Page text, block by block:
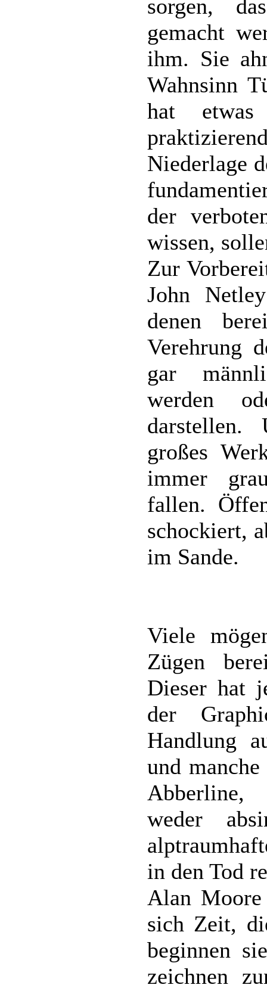
sorgen,
gemacht
ihm. Sie
Wahnsinn
hat
Niederlage
der
wissen,
Zur
John
denen
Verehrung
gar
werden
großes
immer
fallen.
schockiert,
im Sande.
Viele
Zügen
Dieser hat
der
Handlung
und
Abberline,
weder
in den Tod
Alan
sich Zeit,
beginnen
zeichnen